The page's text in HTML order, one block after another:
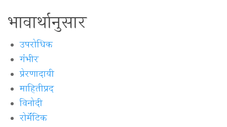
भावार्थानुसार
उपरोधिक
गंभीर
प्रेरणादायी
माहितीप्रद
विनोदी
रोमॅंटिक